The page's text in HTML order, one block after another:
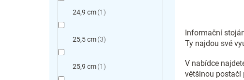
24,9 cm 1
25,5 cm 3
25,9 cm 1
Informační
Ty najdou své
V nabídce
většinou postačí